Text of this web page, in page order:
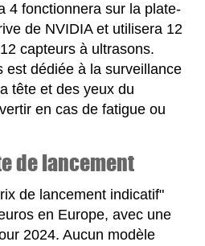
4 fonctionnera sur la plate-
de NVIDIA et utilisera 12
capteurs à ultrasons.
est dédiée à la surveillance
tête et des yeux du
en cas de fatigue ou
de lancement
de lancement indicatif"
en Europe, avec une
2024. Aucun modèle